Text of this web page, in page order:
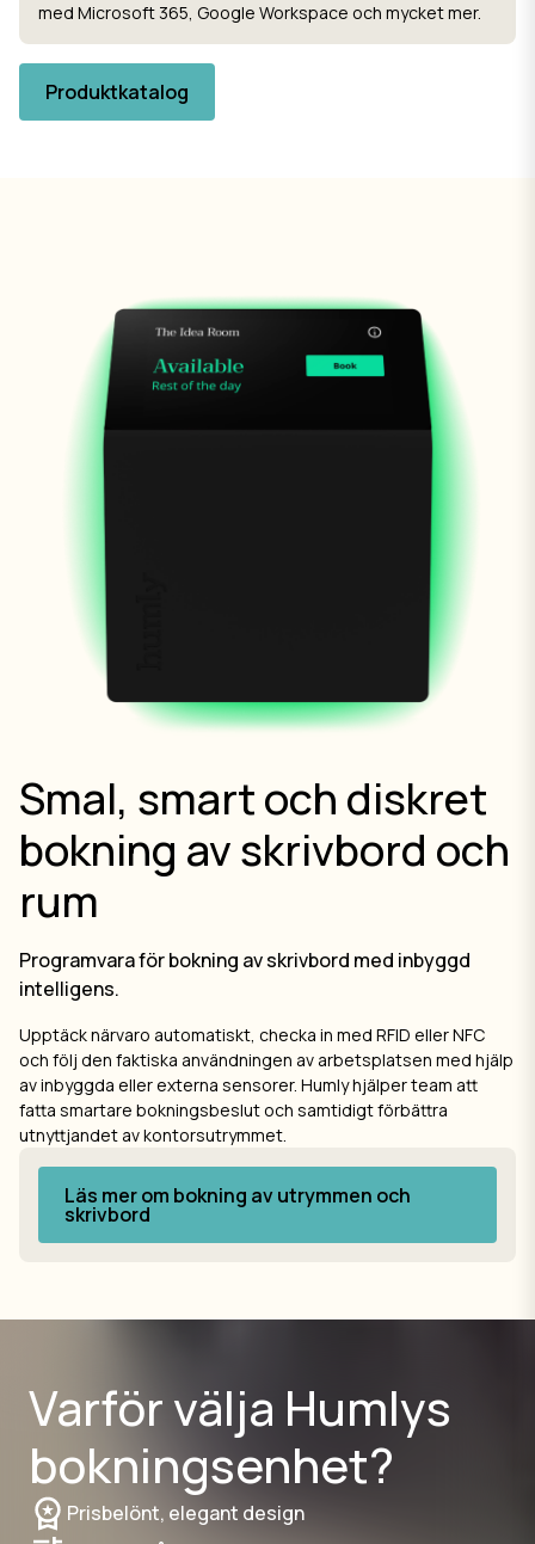
med Microsoft 365, Google Workspace och mycket mer.
Produktkatalog
Smal, smart och diskret
bokning av skrivbord och
rum
Programvara för bokning av skrivbord med inbyggd
intelligens.
Upptäck närvaro automatiskt, checka in med RFID eller NFC
och följ den faktiska användningen av arbetsplatsen med hjälp
av inbyggda eller externa sensorer. Humly hjälper team att
fatta smartare bokningsbeslut och samtidigt förbättra
utnyttjandet av kontorsutrymmet.
Läs mer om bokning av utrymmen och
skrivbord
Varför välja Humlys
bokningsenhet?
Prisbelönt, elegant design